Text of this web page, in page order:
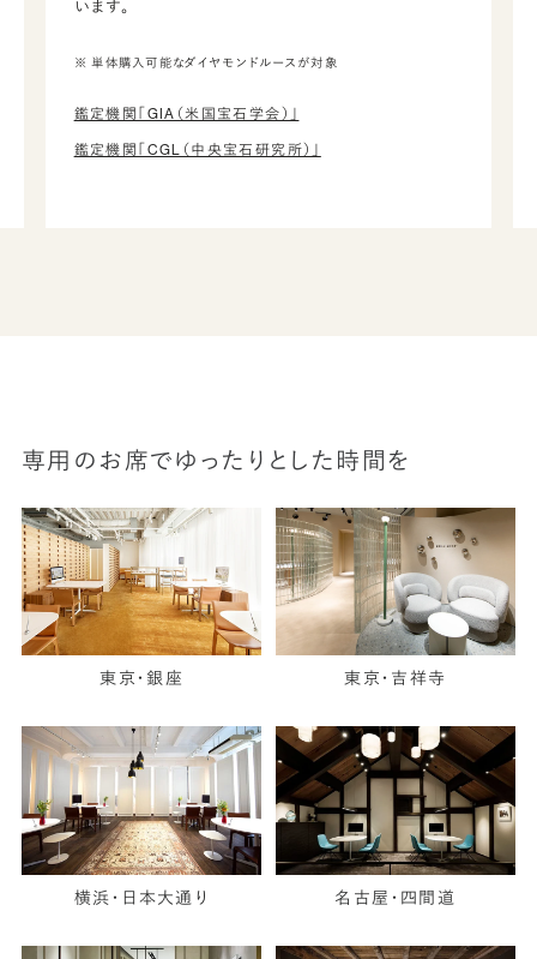
います。
※ 単体購入可能なダイヤモンドルースが対象
鑑定機関「GIA（米国宝石学会）」
鑑定機関「CGL（中央宝石研究所）」
専用のお席でゆったりとした時間を
東京・銀座 東京・吉祥寺
横浜・日本大通り 名古屋・四間道